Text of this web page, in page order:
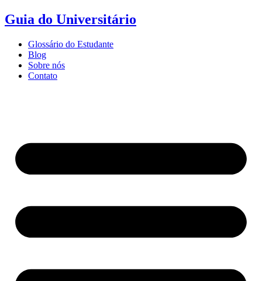
Ir
para
conteúdo
Guia do Universitário
Glossário do Estudante
Blog
Sobre nós
Contato